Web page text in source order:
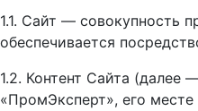
1.1. Сайт — совокупность
обеспечивается
1.2. Контент Сайта
«ПромЭксперт», его